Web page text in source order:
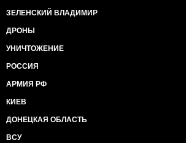
ЗЕЛЕНСКИЙ ВЛАДИМИР
ДРОНЫ
УНИЧТОЖЕНИЕ
РОССИЯ
АРМИЯ РФ
КИЕВ
ДОНЕЦКАЯ ОБЛАСТЬ
ВСУ